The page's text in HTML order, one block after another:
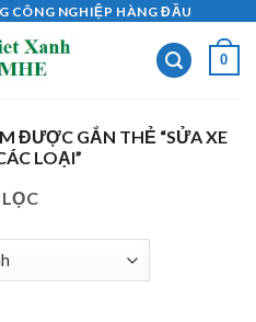
CÔNG NGHIỆP HÀNG ĐẦU
0
ĐƯỢC GẮN THẺ “SỬA XE
LOẠI”
LỌC